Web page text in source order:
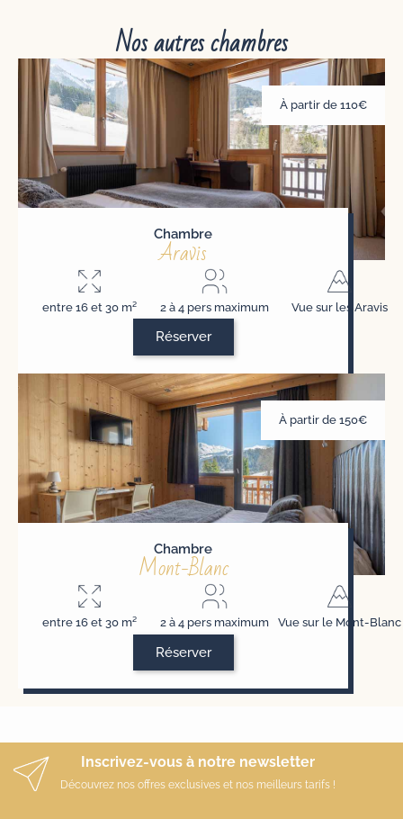
Nos autres chambres
À partir de 110€
Chambre
Aravis
entre 16 et 30 m² 2 à 4 pers maximum Vue sur les Aravis
Réserver
À partir de 150€
Chambre
Mont-Blanc
entre 16 et 30 m² 2 à 4 pers maximum Vue sur le Mont-Blanc
Réserver
Inscrivez-vous à notre newsletter
Découvrez nos offres exclusives et nos meilleurs tarifs !